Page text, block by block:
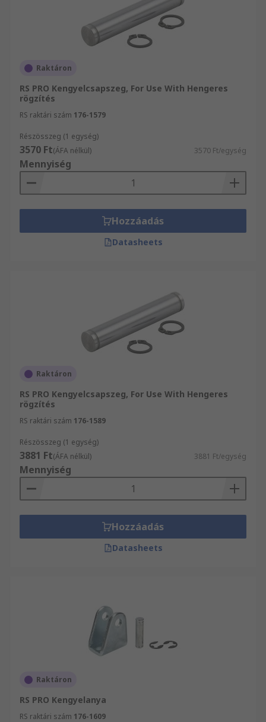
Raktáron
RS PRO Kengyelcsapszeg, For Use With Hengeres
rögzítés
RS raktári szám 176-1579
Részösszeg (1 egység)
3570 Ft(ÁFA nélkül) 3570 Ft/egység
Mennyiség
Hozzáadás
Datasheets
Raktáron
RS PRO Kengyelcsapszeg, For Use With Hengeres
rögzítés
RS raktári szám 176-1589
Részösszeg (1 egység)
3881 Ft(ÁFA nélkül) 3881 Ft/egység
Mennyiség
Hozzáadás
Datasheets
Raktáron
RS PRO Kengyelanya
RS raktári szám 176-1609